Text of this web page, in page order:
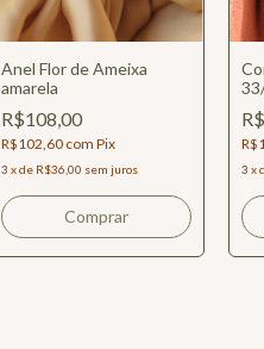
Anel Flor de Ameixa
amarela
R$108,00
R$102,60 com Pix
3 xde R$36,00 sem juros
Comprar
3 x